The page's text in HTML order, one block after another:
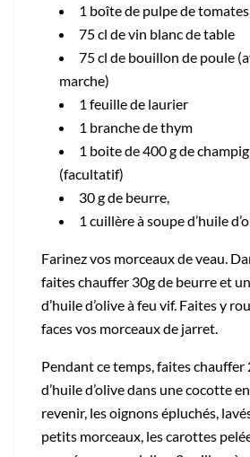
1 boîte de pulpe de
75 cl de vin blanc de table
75 cl de bouillon de poule
marche)
1 feuille de laurier
1 branche de thym
1 boite de 400 g de
(facultatif)
30 g de beurre,
1 cuillère à soupe d’huile
Farinez vos morceaux de veau.
faites chauffer 30g de beurre et
d’huile d’olive à feu vif. Faites y
faces vos morceaux de jarret.
Pendant ce temps, faites chauffer
d’huile d’olive dans une cocotte
revenir, les oignons épluchés,
petits morceaux, les carottes